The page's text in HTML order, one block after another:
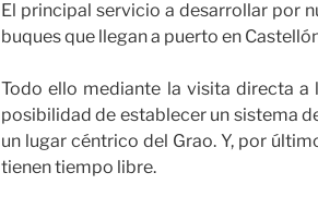
El principal servicio a desarrollar por
buques que llegan a puerto en
Todo ello mediante la visita directa
posibilidad de establecer un sistema
un lugar céntrico del Grao. Y, por
tienen tiempo libre.